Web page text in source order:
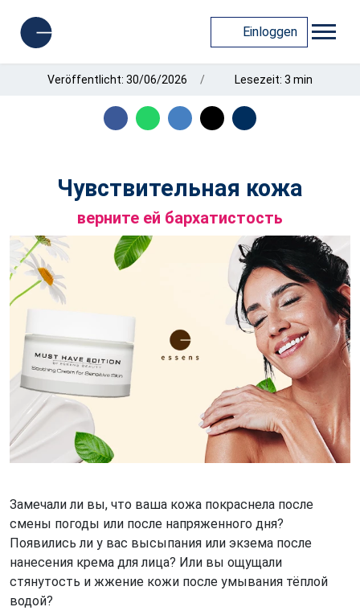
Einloggen
Veröffentlicht: 30/06/2026 Lesezeit: 3 min
Чувствительная кожа
верните ей бархатистость
Замечали ли вы, что ваша кожа покраснела после
смены погоды или после напряженного дня?
Появились ли у вас высыпания или экзема после
нанесения крема для лица? Или вы ощущали
стянутость и жжение кожи после умывания тёплой
водой?